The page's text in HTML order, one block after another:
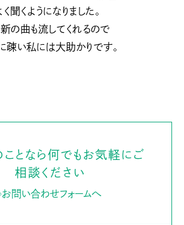
く聞くようになりました。
の曲も流してくれるので
疎い私には大助かりです。
となら何でもお気軽にご
相談ください
お問い合わせフォームへ